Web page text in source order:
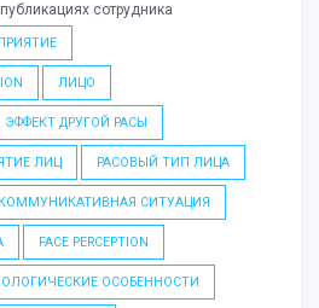
сотрудника
ЛИЦО
ЭФФЕКТ ДРУГОЙ РАСЫ
ЛИЦ РАСОВЫЙ ТИП ЛИЦА
КОММУНИКАТИВНАЯ СИТУАЦИЯ
FACE PERCEPTION
ОСОБЕННОСТИ